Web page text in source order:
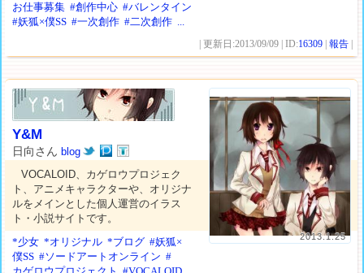
お仕事募集 #創作中心 #バレンタイン
#妖狐×僕SS #一次創作 #二次創作 ...
| 更新日:2013/09/09 | ID:16309 |報告
2013.1.25
Y&M
日向さんblog
VOCALOID、カゲロウプロジェク
ト、アニメキャラクターや、オリジナ
ルをメインとした個人運営のイラス
ト・小説サイトです。
*少女 *オリジナル *ブログ #妖狐×
僕SS #ソードアートオンライン #